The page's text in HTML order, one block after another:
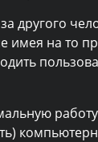
другого
имея на то